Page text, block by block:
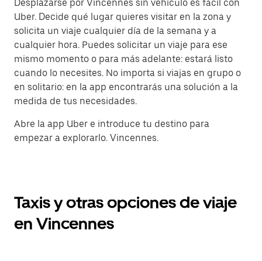
Desplazarse por Vincennes sin vehículo es fácil con
Uber. Decide qué lugar quieres visitar en la zona y
solicita un viaje cualquier día de la semana y a
cualquier hora. Puedes solicitar un viaje para ese
mismo momento o para más adelante: estará listo
cuando lo necesites. No importa si viajas en grupo o
en solitario: en la app encontrarás una solución a la
medida de tus necesidades.
Abre la app Uber e introduce tu destino para
empezar a explorarlo. Vincennes.
Taxis y otras opciones de viaje
en Vincennes